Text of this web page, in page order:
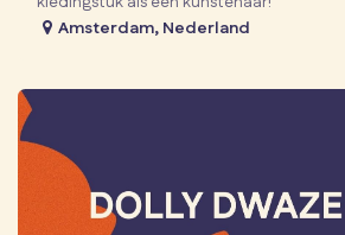
Amsterdam, Nederland